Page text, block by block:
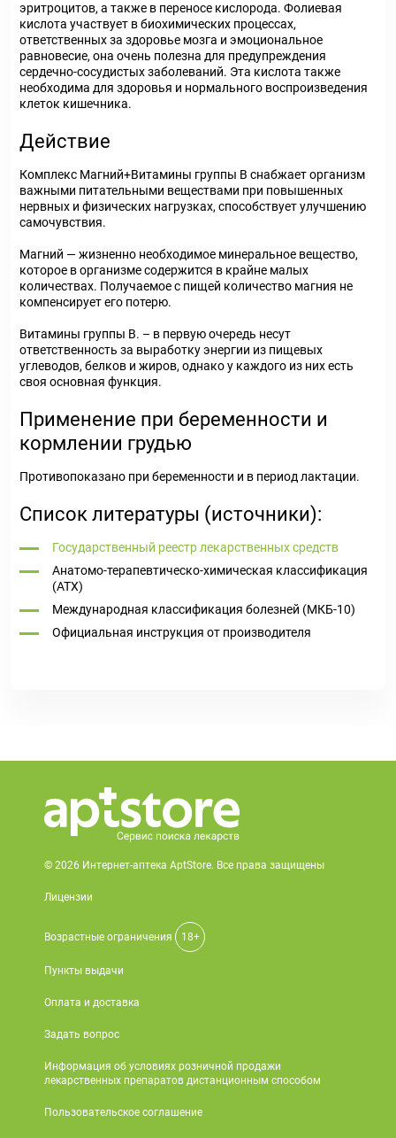
эритроцитов, а также в переносе кислорода. Фолиевая
кислота участвует в биохимических процессах,
ответственных за здоровье мозга и эмоциональное
равновесие, она очень полезна для предупреждения
сердечно-сосудистых заболеваний. Эта кислота также
необходима для здоровья и нормального воспроизведения
клеток кишечника.
Действие
Комплекс Магний+Витамины группы В снабжает организм
важными питательными веществами при повышенных
нервных и физических нагрузках, способствует улучшению
самочувствия.
Магний — жизненно необходимое минеральное вещество,
которое в организме содержится в крайне малых
количествах. Получаемое с пищей количество магния не
компенсирует его потерю.
Витамины группы В. – в первую очередь несут
ответственность за выработку энергии из пищевых
углеводов, белков и жиров, однако у каждого из них есть
своя основная функция.
Применение при беременности и
кормлении грудью
Противопоказано при беременности и в период лактации.
Список литературы (источники):
Государственный реестр лекарственных средств
Анатомо-терапевтическо-химическая классификация
(ATX)
Международная классификация болезней (МКБ-10)
Официальная инструкция от производителя
© 2026 Интернет-аптека AptStore. Все права защищены
Лицензии
Возрастные ограничения 18+
Пункты выдачи
Оплата и доставка
Задать вопрос
Информация об условиях розничной продажи
лекарственных препаратов дистанционным способом
Пользовательское соглашение